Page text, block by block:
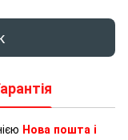
Нова пошта і